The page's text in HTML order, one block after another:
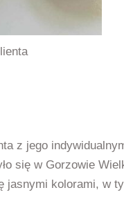
z jego
się w Gorzowie
kolorami, w